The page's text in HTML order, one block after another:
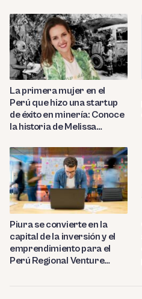
La primera mujer en el
Perú que hizo una startup
de éxito en minería: Conoce
la historia de Melissa
Piura se convierte en la
capital de la inversión y el
emprendimiento para el
Perú Regional Venture